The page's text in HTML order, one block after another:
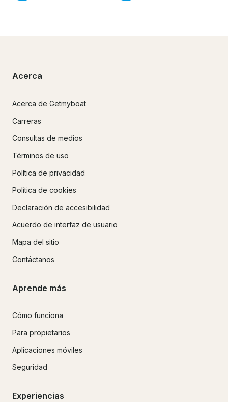
Acerca
Acerca de Getmyboat
Carreras
Consultas de medios
Términos de uso
Política de privacidad
Política de cookies
Declaración de accesibilidad
Acuerdo de interfaz de usuario
Mapa del sitio
Contáctanos
Aprende más
Cómo funciona
Para propietarios
Aplicaciones móviles
Seguridad
Experiencias